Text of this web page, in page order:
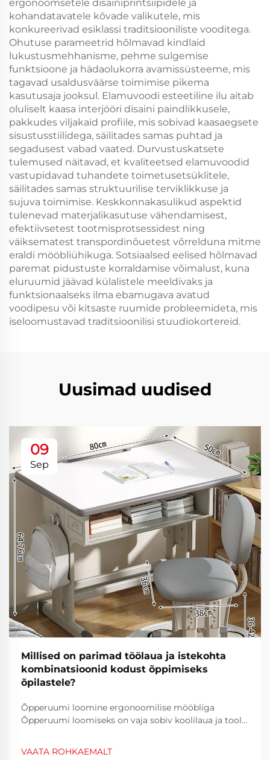
ergonoomsetele disainiprintsiipidele ja
kohandatavatele kõvade valikutele, mis
konkureerivad esiklassi traditsiooniliste vooditega.
Ohutuse parameetrid hõlmavad kindlaid
lukustusmehhanisme, pehme sulgemise
funktsioone ja hädaolukorra avamissüsteeme, mis
tagavad usaldusväärse toimimise pikema
kasutusaja jooksul. Elamuvoodi esteetiline ilu aitab
oluliselt kaasa interjööri disaini paindlikkusele,
pakkudes viljakaid profiile, mis sobivad kaasaegsete
sisustusstiilidega, säilitades samas puhtad ja
segadusest vabad vaated. Durvustuskatsete
tulemused näitavad, et kvaliteetsed elamuvoodid
vastupidavad tuhandete toimetusetsüklitele,
säilitades samas struktuurilise terviklikkuse ja
sujuva toimimise. Keskkonnakasulikud aspektid
tulenevad materjalikasutuse vähendamisest,
efektiivsetest tootmisprotsessidest ning
väiksematest transpordinõuetest võrrelduna mitme
eraldi mööbliühikuga. Sotsiaalsed eelised hõlmavad
paremat pidustuste korraldamise võimalust, kuna
eluruumid jäävad külalistele meeldivaks ja
funktsionaalseks ilma ebamugava avatud
voodipesu või kitsaste ruumide probleemideta, mis
iseloomustavad traditsioonilisi stuudiokortereid.
Uusimad uudised
09
Sep
Millised on parimad töölaua ja istekohta
kombinatsioonid kodust õppimiseks
õpilastele?
Õpperuumi loomine ergonoomilise mööbliga
Õpperuumi loomiseks on vaja sobiv koolilaua ja tooli
VAATA ROHKAEMALT